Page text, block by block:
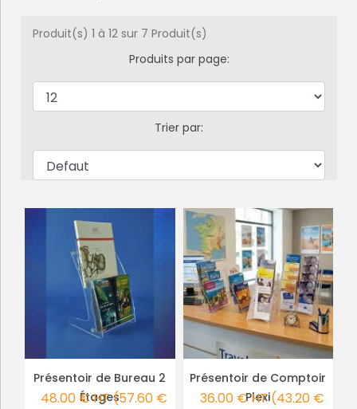
Produit(s) 1 à 12 sur 7 Produit(s)
Produits par page:
Trier par:
PLUS DE DÉTAILS
Présentoir de Bureau 2
Étages
48.00 € HT (57.60 €
PLUS DE DÉTAILS
Présentoir de Comptoir
Plexi
36.00 € HT (43.20 €